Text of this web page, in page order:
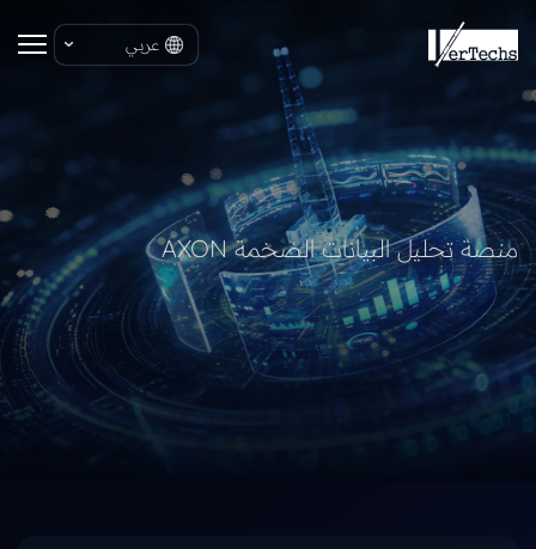
عربي
منصة تحليل البيانات الضخمة AXON